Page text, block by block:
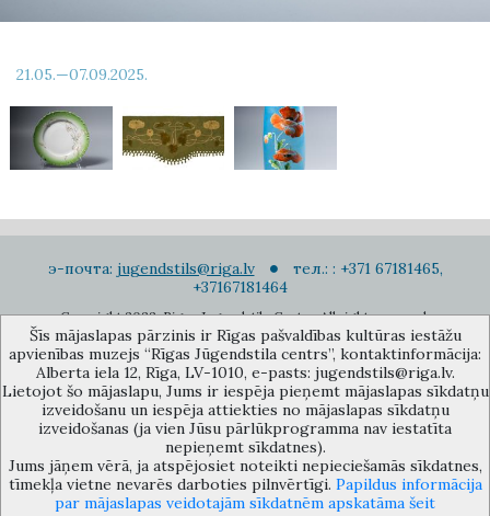
21.05.—07.09.2025.
э-почта: jugendstils@riga.lv
тел.: : +371 67181465,
+37167181464
Copyright 2022. Rigas Jugendstila Centrs. All right reserved.
Подписаться на новости
Музей объединения культурных учереждений Рижского
самоуправления «Рижский центр югендстиля», улица Альберта 12,
Рига, LV 1010, Латвия (дверной код: 12), jugendstils@riga.lv
Šīs mājaslapas pārzinis ir Rīgas pašvaldības kultūras iestāžu
apvienības muzejs “Rīgas Jūgendstila centrs”, kontaktinformācija:
Alberta iela 12, Rīga, LV-1010, e-pasts: jugendstils@riga.lv.
Lietojot šo mājaslapu, Jums ir iespēja pieņemt mājaslapas sīkdatņu
izveidošanu un iespēja attiekties no mājaslapas sīkdatņu
izveidošanas (ja vien Jūsu pārlūkprogramma nav iestatīta
nepieņemt sīkdatnes).
Jums jāņem vērā, ja atspējosiet noteikti nepieciešamās sīkdatnes,
tīmekļa vietne nevarēs darboties pilnvērtīgi. Papildus informācija
par mājaslapas veidotajām sīkdatnēm apskatāma šeit